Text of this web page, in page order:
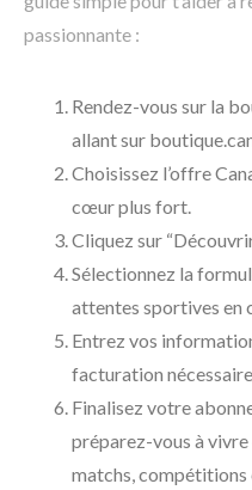
passionnante :
Rendez-vous sur la
allant sur
Choisissez l’offre
cœur plus fort.
Cliquez sur
Sélectionnez la
attentes sportives en
Entrez vos
facturation
Finalisez votre
préparez-vous à
matchs,